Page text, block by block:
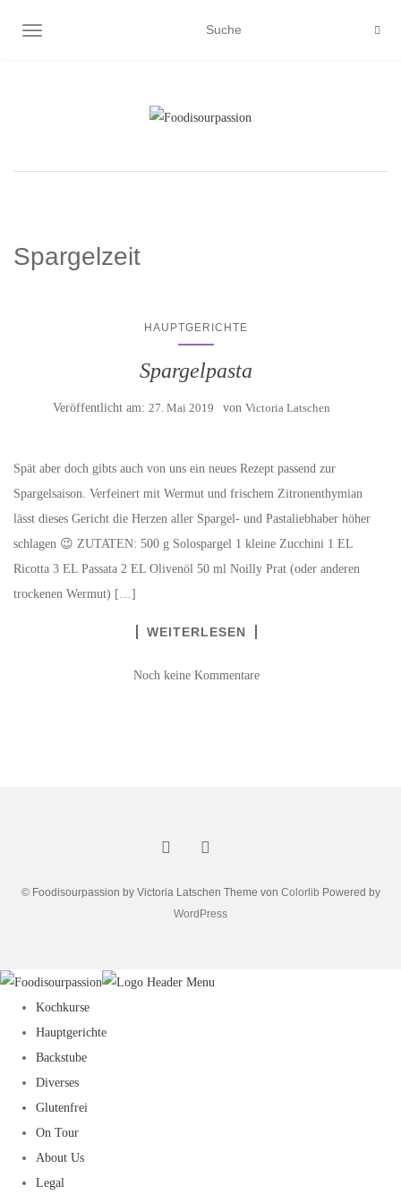
NAVIGATION EIN-/AUSSCHALTEN
Spargelzeit
HAUPTGERICHTE
Spargelpasta
Veröffentlicht am: 27. Mai 2019 von Victoria Latschen
Spät aber doch gibts auch von uns ein neues Rezept passend zur
Spargelsaison. Verfeinert mit Wermut und frischem Zitronenthymian
lässt dieses Gericht die Herzen aller Spargel- und Pastaliebhaber höher
schlagen 😉 ZUTATEN: 500 g Solospargel 1 kleine Zucchini 1 EL
Ricotta 3 EL Passata 2 EL Olivenöl 50 ml Noilly Prat (oder anderen
trockenen Wermut) […]
WEITERLESEN
Noch keine Kommentare
© Foodisourpassion by Victoria Latschen Theme von Colorlib Powered by
WordPress
Kochkurse
Hauptgerichte
Backstube
Diverses
Glutenfrei
On Tour
About Us
Legal